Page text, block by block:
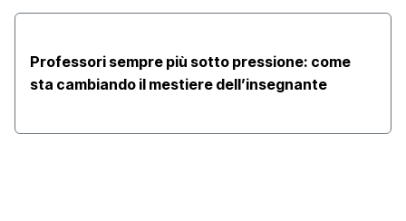
Professori sempre più sotto pressione: come
sta cambiando il mestiere dell’insegnante